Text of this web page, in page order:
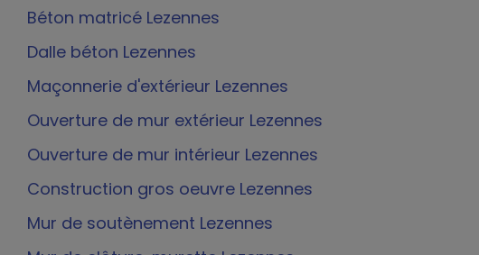
Béton matricé Lezennes
Dalle béton Lezennes
Maçonnerie d'extérieur Lezennes
Ouverture de mur extérieur Lezennes
Ouverture de mur intérieur Lezennes
Construction gros oeuvre Lezennes
Mur de soutènement Lezennes